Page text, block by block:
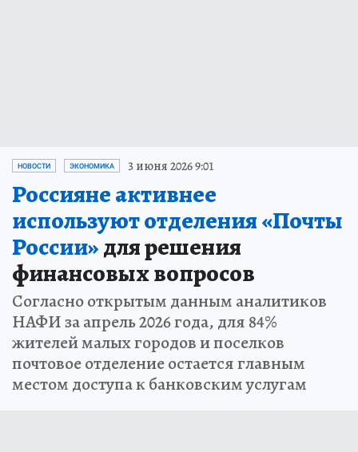
НОВОСТИ ЭКОНОМИКА 3 июня 2026 9:01
Россияне активнее
используют отделения «Почты
России»для решения
финансовых вопросов
Согласно открытым данным аналитиков
НАФИ за апрель 2026 года, для 84%
жителей малых городов и поселков
почтовое отделение остается главным